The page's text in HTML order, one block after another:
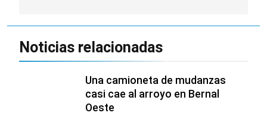
Noticias relacionadas
Una camioneta de mudanzas
casi cae al arroyo en Bernal
Oeste